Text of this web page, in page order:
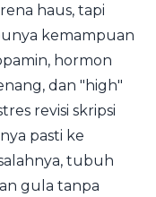
haus, tapi
kemampuan
hormon
dan "high"
revisi skripsi
pasti ke
tubuh
gula tanpa